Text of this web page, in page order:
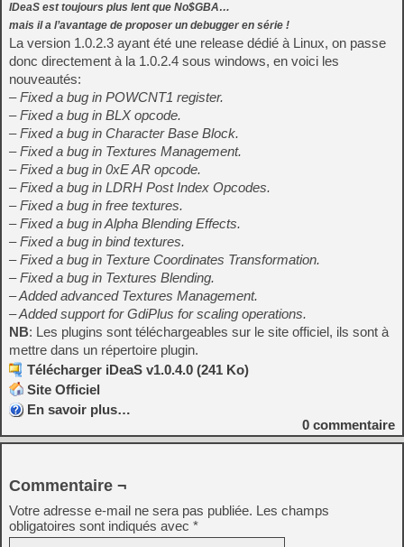
IDeaS est toujours plus lent que No$GBA…
mais il a l’avantage de proposer un debugger en série !
La version 1.0.2.3 ayant été une release dédié à Linux, on passe
donc directement à la 1.0.2.4 sous windows, en voici les
nouveautés:
– Fixed a bug in POWCNT1 register.
– Fixed a bug in BLX opcode.
– Fixed a bug in Character Base Block.
– Fixed a bug in Textures Management.
– Fixed a bug in 0xE AR opcode.
– Fixed a bug in LDRH Post Index Opcodes.
– Fixed a bug in free textures.
– Fixed a bug in Alpha Blending Effects.
– Fixed a bug in bind textures.
– Fixed a bug in Texture Coordinates Transformation.
– Fixed a bug in Textures Blending.
– Added advanced Textures Management.
– Added support for GdiPlus for scaling operations.
NB: Les plugins sont téléchargeables sur le site officiel, ils sont à
mettre dans un répertoire plugin.
Télécharger iDeaS v1.0.4.0 (241 Ko)
Site Officiel
En savoir plus…
0 commentaire
Commentaire ¬
Votre adresse e-mail ne sera pas publiée. Les champs
obligatoires sont indiqués avec *